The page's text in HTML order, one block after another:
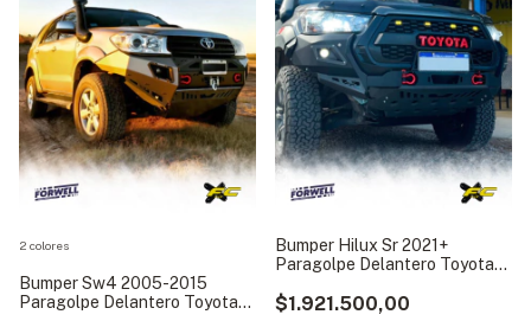
Bumper Sw4 2005-2015
Paragolpe Delantero Toyota
2 colores
Bumper Hilux Sr 2021+
Paragolpe Delantero Toyota
$1.921.500,00